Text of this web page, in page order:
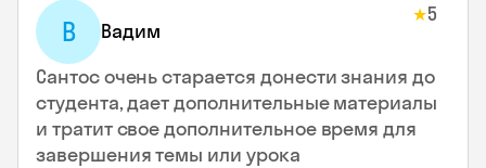
В Вадим
★5
Сантос очень старается донести знания до
студента, дает дополнительные материалы
и тратит свое дополнительное время для
завершения темы или урока